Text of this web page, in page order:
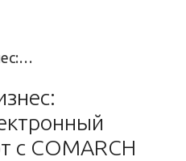
с COMARCH